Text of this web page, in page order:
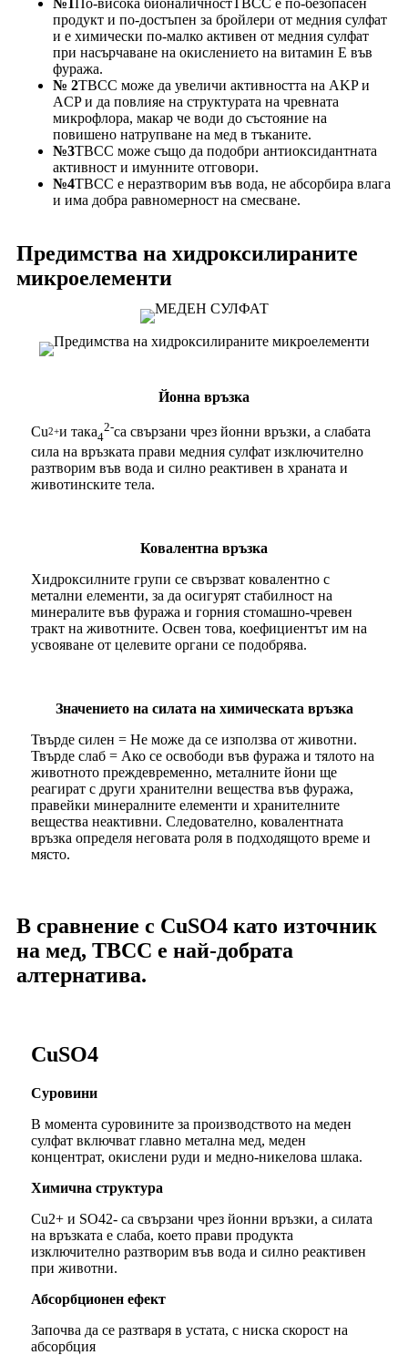
продукт и по-достъпен за бройлери от медния сулфат
и е химически по-малко активен от медния сулфат
при насърчаване на окислението на витамин Е във
фуража.
№ 2TBCC може да увеличи активността на AKP и
ACP и да повлияе на структурата на чревната
микрофлора, макар че води до състояние на
повишено натрупване на мед в тъканите.
№3TBCC може също да подобри антиоксидантната
активност и имунните отговори.
№4TBCC е неразтворим във вода, не абсорбира влага
и има добра равномерност на смесване.
Предимства на хидроксилираните
микроелементи
Йонна връзка
Cu2+и така4
2-са свързани чрез йонни връзки, а слабата
сила на връзката прави медния сулфат изключително
разтворим във вода и силно реактивен в храната и
животинските тела.
Ковалентна връзка
Хидроксилните групи се свързват ковалентно с
метални елементи, за да осигурят стабилност на
минералите във фуража и горния стомашно-чревен
тракт на животните. Освен това, коефициентът им на
усвояване от целевите органи се подобрява.
Значението на силата на химическата връзка
Твърде силен = Не може да се използва от животни.
Твърде слаб = Ако се освободи във фуража и тялото на
животното преждевременно, металните йони ще
реагират с други хранителни вещества във фуража,
правейки минералните елементи и хранителните
вещества неактивни. Следователно, ковалентната
връзка определя неговата роля в подходящото време и
място.
В сравнение с CuSO4 като източник
на мед, TBCC е най-добрата
алтернатива.
CuSO4
Суровини
В момента суровините за производството на меден
сулфат включват главно метална мед, меден
концентрат, окислени руди и медно-никелова шлака.
Химична структура
Cu2+ и SO42- са свързани чрез йонни връзки, а силата
на връзката е слаба, което прави продукта
изключително разтворим във вода и силно реактивен
при животни.
Абсорбционен ефект
Започва да се разтваря в устата, с ниска скорост на
абсорбция